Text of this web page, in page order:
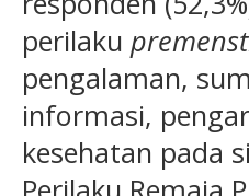
perilaku
pengalaman,
informasi,
kesehatan pada